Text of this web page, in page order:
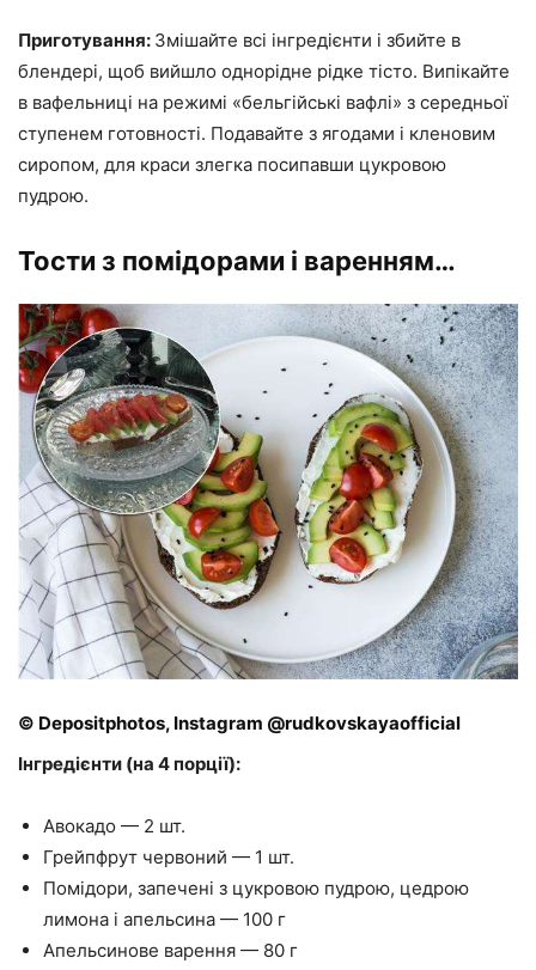
Приготування: Змішайте всі інгредієнти і збийте в
блендері, щоб вийшло однорідне рідке тісто. Випікайте
в вафельниці на режимі «бельгійські вафлі» з середньої
ступенем готовності. Подавайте з ягодами і кленовим
сиропом, для краси злегка посипавши цукровою
пудрою.
Тости з помідорами і варенням…
© Depositphotos, Instagram @rudkovskayaofficial
Інгредієнти (на 4 порції):
Авокадо — 2 шт.
Грейпфрут червоний — 1 шт.
Помідори, запечені з цукровою пудрою, цедрою
лимона і апельсина — 100 г
Апельсинове варення — 80 г